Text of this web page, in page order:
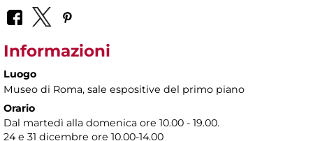
Informazioni
Luogo
Museo di Roma, sale espositive del primo piano
Orario
Dal martedì alla domenica ore 10.00 - 19.00.
24 e 31 dicembre ore 10.00-14.00